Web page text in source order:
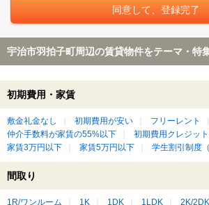
宇治市羽拍子町周辺の賃貸物件をテーマ・特
初期費用・家賃
敷金礼金なし 初期費用が安い フリーレント
仲介手数料が家賃の55%以下
初期費用クレジッ
家賃3万円以下
家賃5万円以下 学生割引制度
間取り
1R/ワンルーム 1K 1DK 1LDK 2K/2DK